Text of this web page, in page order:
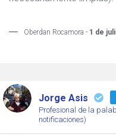
Oberdan Rocamora - 1 de
Jorge Asis
Profesional de la
notificaciones)